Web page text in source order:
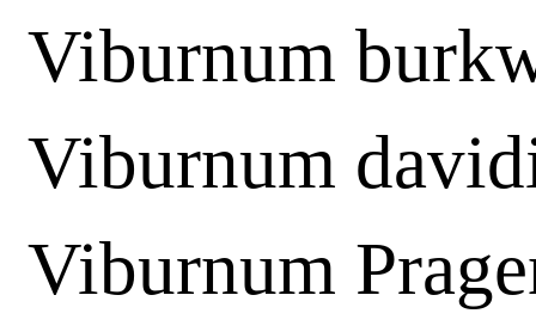
Viburnum
Viburnum
Viburnum